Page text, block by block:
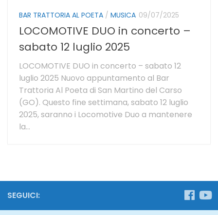
BAR TRATTORIA AL POETA / MUSICA 09/07/2025
LOCOMOTIVE DUO in concerto –
sabato 12 luglio 2025
LOCOMOTIVE DUO in concerto – sabato 12
luglio 2025 Nuovo appuntamento al Bar
Trattoria Al Poeta di San Martino del Carso
(GO). Questo fine settimana, sabato 12 luglio
2025, saranno i Locomotive Duo a mantenere
la...
SEGUICI: